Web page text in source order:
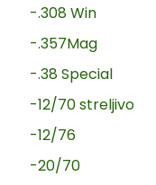
-.308 Win
-.357Mag
-.38 Special
-12/70 streljivo
-12/76
-20/70